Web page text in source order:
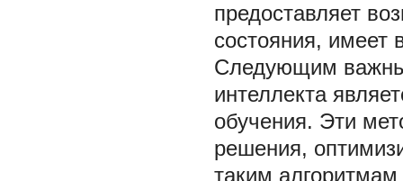
предоставляет
состояния, имеет
Следующим
интеллекта
обучения. Эти
решения,
таким